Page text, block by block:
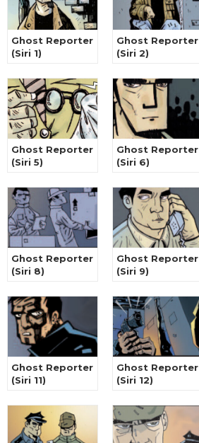
Ghost Reporter
(Siri 1)
Ghost Reporter
(Siri 2)
Ghost Reporter
(Siri 5)
Ghost Reporter
(Siri 6)
Ghost Reporter
(Siri 8)
Ghost Reporter
(Siri 9)
Ghost Reporter
(Siri 11)
Ghost Reporter
(Siri 12)